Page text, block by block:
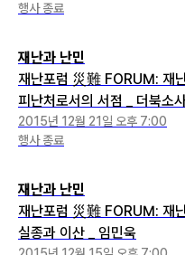
행사 종료
재난과 난민
재난포럼 災難 FORUM: 재
피난처로서의 서점 _ 더북소
2015년 12월 21일 오후 7:00
행사 종료
재난과 난민
재난포럼 災難 FORUM: 재
실종과 이산 _ 임민욱